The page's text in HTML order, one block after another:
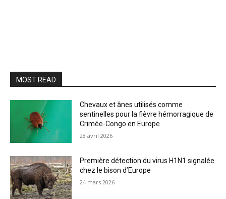
MOST READ
Chevaux et ânes utilisés comme
sentinelles pour la fièvre hémorragique de
Crimée-Congo en Europe
28 avril 2026
Première détection du virus H1N1 signalée
chez le bison d’Europe
24 mars 2026